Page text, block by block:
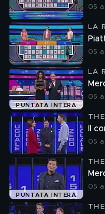
05
LA
05
PUNTATA INTERA
LA
05
Il
05
PUNTATA INTERA
05